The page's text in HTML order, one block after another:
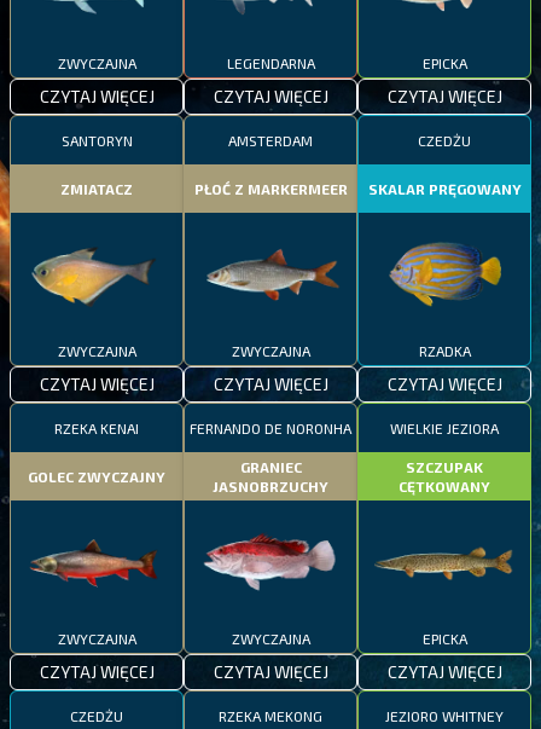
ZWYCZAJNA
CZYTAJ WIĘCEJ
LEGENDARNA
CZYTAJ WIĘCEJ
EPICKA
CZYTAJ WIĘCEJ
SANTORYN
ZMIATACZ
ZWYCZAJNA
CZYTAJ WIĘCEJ
AMSTERDAM
PŁOĆ Z MARKERMEER
ZWYCZAJNA
CZYTAJ WIĘCEJ
CZEDŻU
SKALAR PRĘGOWANY
RZADKA
CZYTAJ WIĘCEJ
RZEKA KENAI
GOLEC ZWYCZAJNY
ZWYCZAJNA
CZYTAJ WIĘCEJ
FERNANDO DE NORONHA
GRANIEC
JASNOBRZUCHY
ZWYCZAJNA
CZYTAJ WIĘCEJ
WIELKIE JEZIORA
SZCZUPAK
CĘTKOWANY
EPICKA
CZYTAJ WIĘCEJ
CZEDŻU RZEKA MEKONG JEZIORO WHITNEY